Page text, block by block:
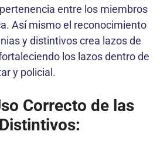
entre los miembros
Así mismo el reconocimiento
y distintivos crea lazos de
los lazos dentro de
y policial.
Correcto de las